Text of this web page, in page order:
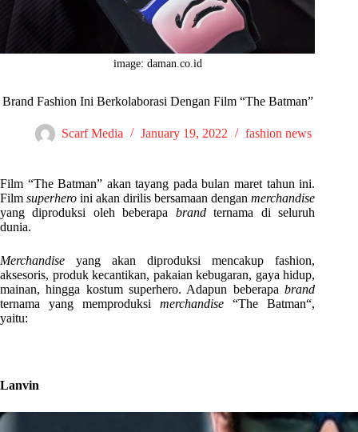
image: daman.co.id
Brand Fashion Ini Berkolaborasi Dengan Film “The Batman”
Scarf Media January 19, 2022 fashion news
Film “The Batman” akan tayang pada bulan maret tahun ini.
Filmsuperhero ini akan dirilis bersamaan denganmerchandise
yang diproduksi oleh beberapa brandternama di seluruh
dunia.
Merchandise yang akan diproduksi mencakup fashion,
aksesoris, produk kecantikan, pakaian kebugaran, gaya hidup,
mainan, hingga kostum superhero. Adapun beberapabrand
ternama yang memproduksimerchandise “The Batman“,
yaitu:
Lanvin